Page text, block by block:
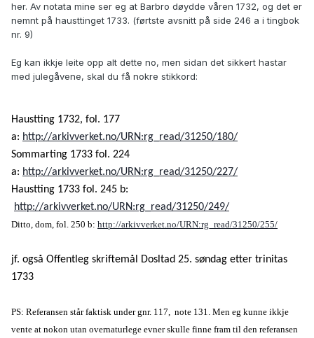
her. Av notata mine ser eg at Barbro døydde våren 1732, og det er
nemnt på hausttinget 1733. (førtste avsnitt på side 246 a i tingbok
nr. 9)
Eg kan ikkje leite opp alt dette no, men sidan det sikkert hastar
med julegåvene, skal du få nokre stikkord:
Haustting 1732, fol. 177
a: http://arkivverket.no/URN:rg_read/31250/180/
Sommarting 1733 fol. 224
a: http://arkivverket.no/URN:rg_read/31250/227/
Haustting 1733 fol. 245 b:
http://arkivverket.no/URN:rg_read/31250/249/
Ditto, dom, fol. 250 b: http://arkivverket.no/URN:rg_read/31250/255/
jf. også Offentleg skriftemål Dosltad 25. søndag etter trinitas
1733
PS: Referansen står faktisk under gnr. 117, note 131. Men eg kunne ikkje
vente at nokon utan overnaturlege evner skulle finne fram til den referansen